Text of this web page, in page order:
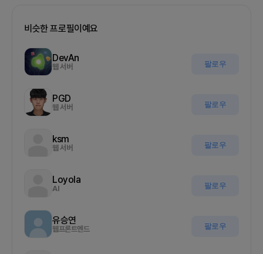
비슷한 프로필이예요
DevAn
웹 서버 팔로우
PGD
웹 서버 팔로우
ksm
웹 서버 팔로우
Loyola
AI 팔로우
유승연
웹프론트엔드 팔로우